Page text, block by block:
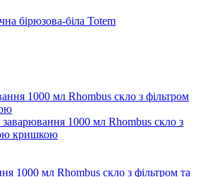
бірюзова-біла Totem
1000 мл Rhombus скло з фільтром та